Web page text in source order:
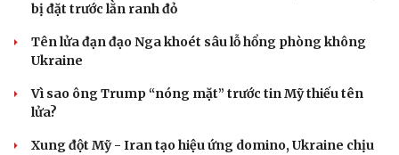
bị đặt trước lằn ranh đỏ
Tên lửa đạn đạo Nga khoét sâu lỗ hổng phòng không
Ukraine
Vì sao ông Trump “nóng mặt” trước tin Mỹ thiếu tên
lửa?
Xung đột Mỹ - Iran tạo hiệu ứng domino, Ukraine chịu